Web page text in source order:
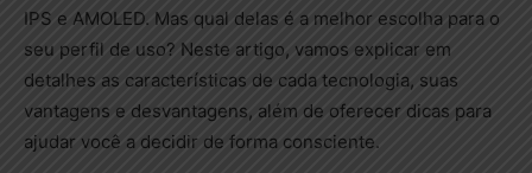
IPS e AMOLED. Mas qual delas é a melhor escolha para o
seu perfil de uso? Neste artigo, vamos explicar em
detalhes as características de cada tecnologia, suas
vantagens e desvantagens, além de oferecer dicas para
ajudar você a decidir de forma consciente.